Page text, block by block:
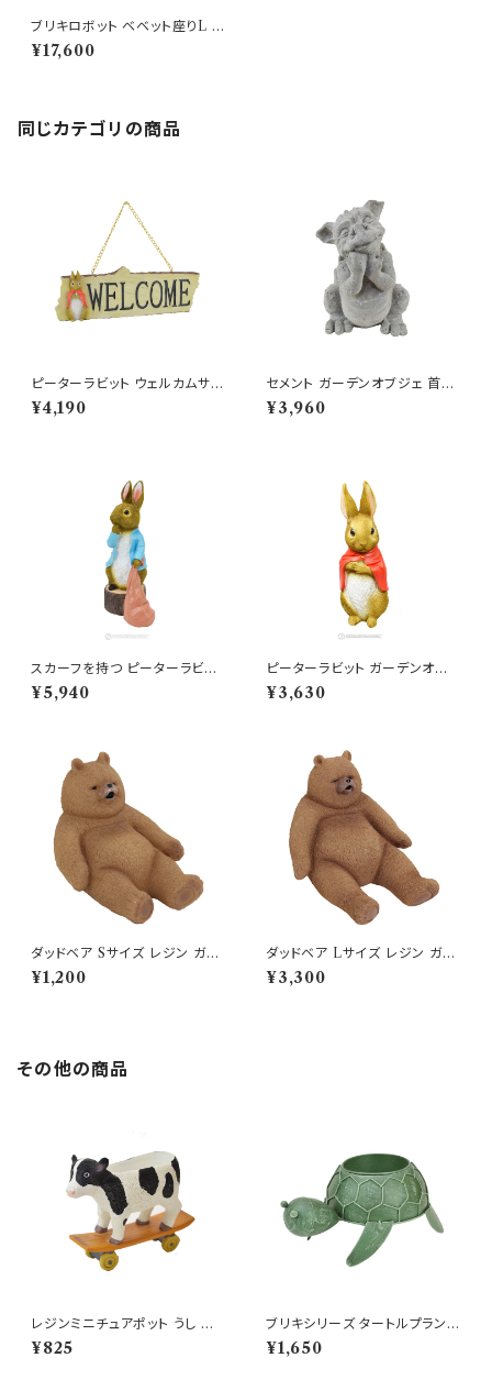
ブリキロボット ベベット座りL オ
ブジェ ヴィンテージ加工
¥17,600
同じカテゴリの商品
ピーターラビット ウェルカムサイ
ンプレート カトンテール 扉
¥4,190
セメント ガーデンオブジェ 首を
傾げる ゴブリン 小鬼 庭
¥3,960
スカーフを持つ ピーターラビット
ガーデンオブジェ 庭 置物
¥5,940
ピーターラビット ガーデンオー
ナメント カトンテール
¥3,630
ダッドベア Sサイズ レジン ガー
デン オブジェ クマ くま 熊 可愛
い表情
¥1,200
ダッドベア Lサイズ レジン ガー
デン オブジェ クマ くま 熊 可愛
い
¥3,300
その他の商品
レジンミニチュアポット うし 牛
ウシ ミニ鉢 プランター
¥825
ブリキシリーズ タートルプランタ
ー ブリキ プランター 鉢
¥1,650